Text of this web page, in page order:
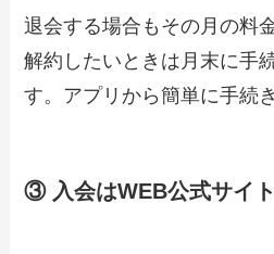
退会する場合もその月の料
解約したいときは月末に手
す。アプリから簡単に手続
③ 入会はWEB公式サイ